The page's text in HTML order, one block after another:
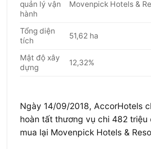
quản lý vận
hành
Movenpick Hotels &
Tổng diện
tích
51,62 ha
Mật độ xây
dựng
12,32%
Ngày 14/09/2018, AccorHotels
hoàn tất thương vụ chi 482 triệu
mua lại Movenpick Hotels &